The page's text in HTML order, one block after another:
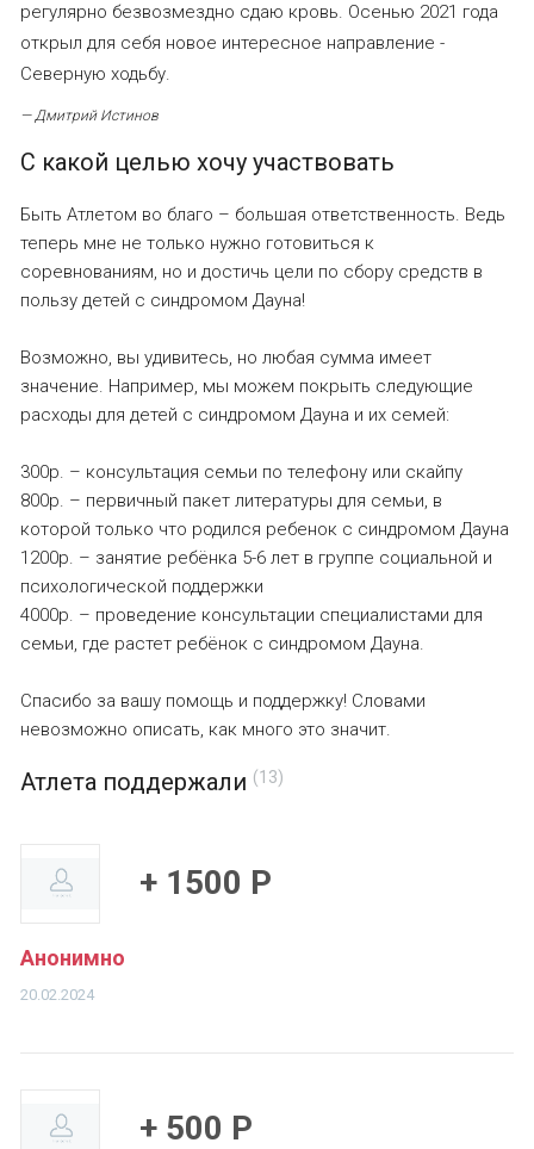
регулярно безвозмездно сдаю кровь. Осенью 2021 года
открыл для себя новое интересное направление -
Северную ходьбу.
— Дмитрий Истинов
С какой целью хочу участвовать
Быть Атлетом во благо – большая ответственность. Ведь
теперь мне не только нужно готовиться к
соревнованиям, но и достичь цели по сбору средств в
пользу детей с синдромом Дауна!
Возможно, вы удивитесь, но любая сумма имеет
значение. Например, мы можем покрыть следующие
расходы для детей с синдромом Дауна и их семей:
300р. – консультация семьи по телефону или скайпу
800р. – первичный пакет литературы для семьи, в
которой только что родился ребенок с синдромом Дауна
1200р. – занятие ребёнка 5-6 лет в группе социальной и
психологической поддержки
4000р. – проведение консультации специалистами для
семьи, где растет ребёнок с синдромом Дауна.
Спасибо за вашу помощь и поддержку! Словами
невозможно описать, как много это значит.
Атлета поддержали (13)
Анонимно
20.02.2024
+ 1500 Р
+ 500 Р